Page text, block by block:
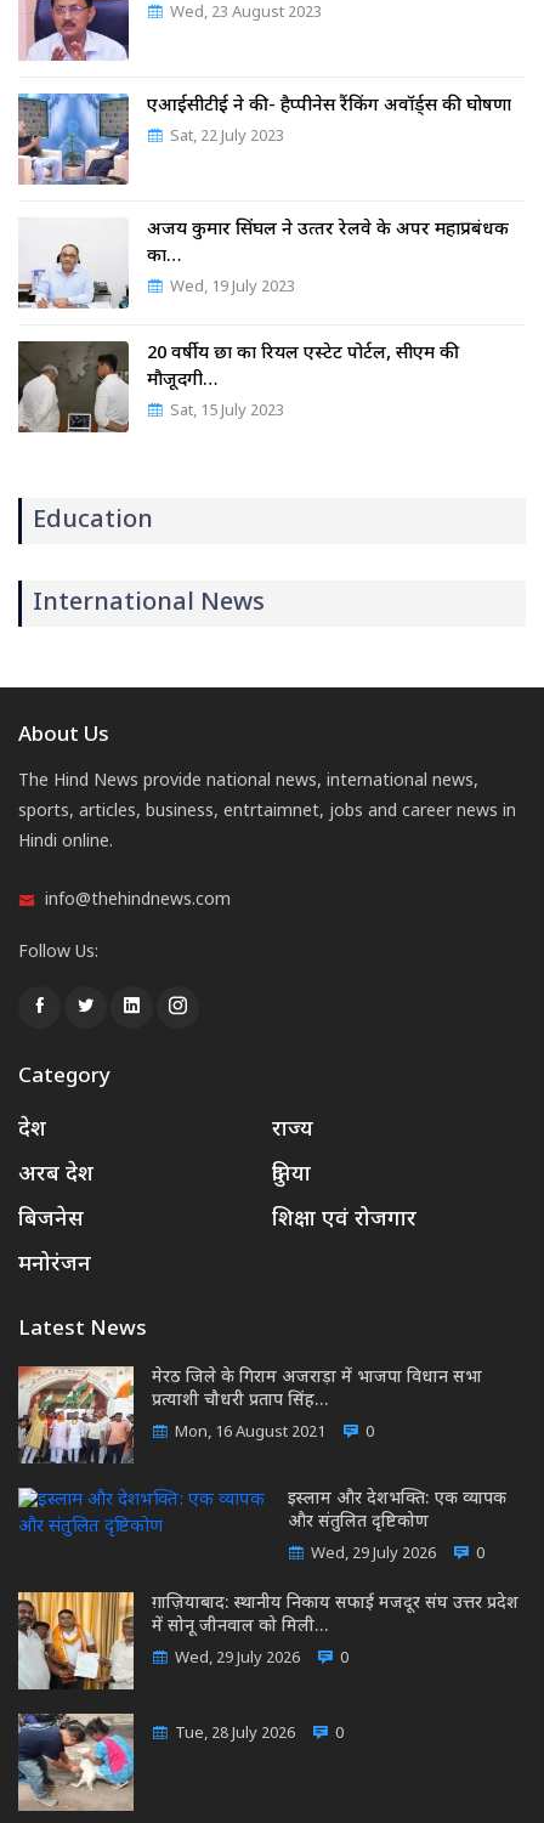
Wed, 23 August 2023
एआईसीटीई ने की- हैप्पीनेस रैंकिंग अवॉर्ड्स की घोषणा
Sat, 22 July 2023
अजय कुमार सिंघल ने उत्‍तर रेलवे के अपर महाप्रबंधक
का…
Wed, 19 July 2023
20 वर्षीय छात्र का रियल एस्टेट पोर्टल, सीएम की
मौजूदगी…
Sat, 15 July 2023
Education
International News
About Us
The Hind News provide national news, international news,
sports, articles, business, entrtaimnet, jobs and career news in
Hindi online.
info@thehindnews.com
Follow Us:
Category
देश
राज्य
अरब देश
दुनिया
बिजनेस
शिक्षा एवं रोजगार
मनोरंजन
Latest News
मेरठ जिले के गिराम अजराड़ा में भाजपा विधान सभा
प्रत्याशी चौधरी प्रताप सिंह…
Mon, 16 August 2021 0
इस्लाम और देशभक्ति: एक व्यापक
और संतुलित दृष्टिकोण
Wed, 29 July 2026 0
ग़ाज़ियाबाद: स्थानीय निकाय सफाई मजदूर संघ उत्तर प्रदेश
में सोनू जीनवाल को मिली…
Wed, 29 July 2026 0
Tue, 28 July 2026 0